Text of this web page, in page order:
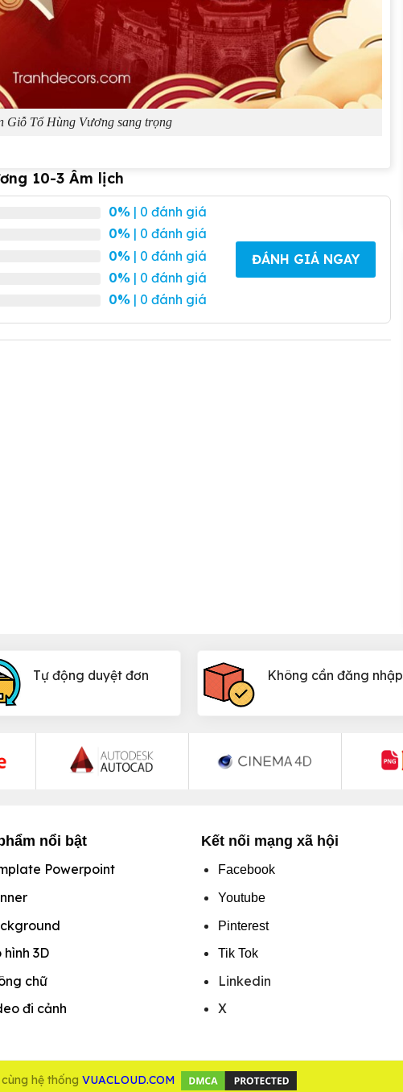
Giỗ Tổ Hùng Vương sang trọng
10-3 Âm lịch
0%| 0 đánh giá
0%| 0 đánh giá
0%| 0 đánh giá
0%| 0 đánh giá
0%| 0 đánh giá
ĐÁNH GIÁ NGAY
Tự động duyệt đơn Không cần đăng nhập
nổi bật
Powerpoint
hình 3D
chữ
đi cảnh
Kết nối mạng xã hội
Facebook
Youtube
Pinterest
Tik Tok
Linkedin
X
hệ thống VUACLOUD.COM